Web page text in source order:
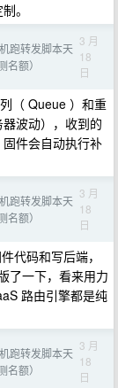
。
跑转发脚本天
额）
3 月
18
日
（ Queue ）和重
波动），收到的
件会自动执行补
跑转发脚本天
额）
3 月
18
日
代码和写后端，
了一下，看来用力
路由引擎都是纯
跑转发脚本天
额）
3 月
18
日